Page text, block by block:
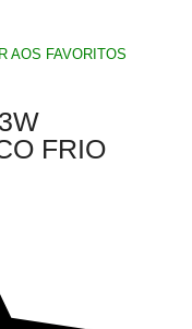
AOS FAVORITOS
FRIO